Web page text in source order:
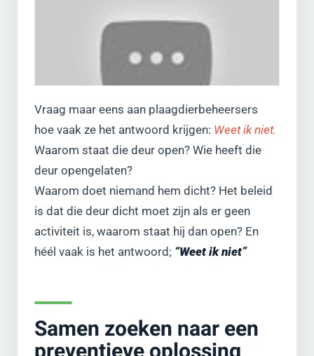
Vraag maar eens aan plaagdierbeheersers
hoe vaak ze het antwoord krijgen: Weet ik niet.
Waarom staat die deur open? Wie heeft die
deur opengelaten?
Waarom doet niemand hem dicht? Het beleid
is dat die deur dicht moet zijn als er geen
activiteit is, waarom staat hij dan open? En
héél vaak is het antwoord; “Weet ik niet”
Samen zoeken naar een